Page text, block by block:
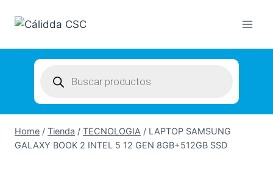
search
Home / Tienda / TECNOLOGIA / LAPTOP SAMSUNG
GALAXY BOOK 2 INTEL 5 12 GEN 8GB+512GB SSD